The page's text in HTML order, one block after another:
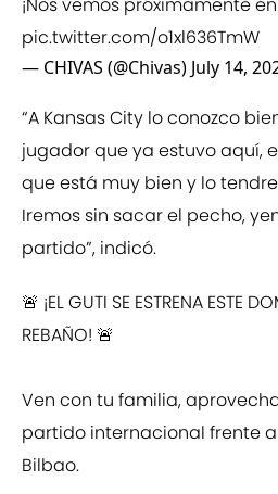
pic.twitter.com/o1xl636TmW
— CHIVAS (@Chivas) July 14,
“A Kansas City lo conozco
jugador que ya estuvo aquí,
que está muy bien y lo
Iremos sin sacar el pecho,
partido”, indicó.
🚨 ¡EL GUTI SE ESTRENA ESTE
REBAÑO! 🚨
Ven con tu familia,
partido internacional frente
Bilbao.